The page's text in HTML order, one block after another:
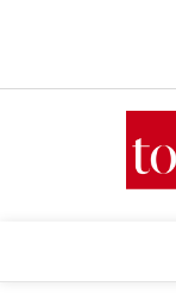
Verkaufsstellen